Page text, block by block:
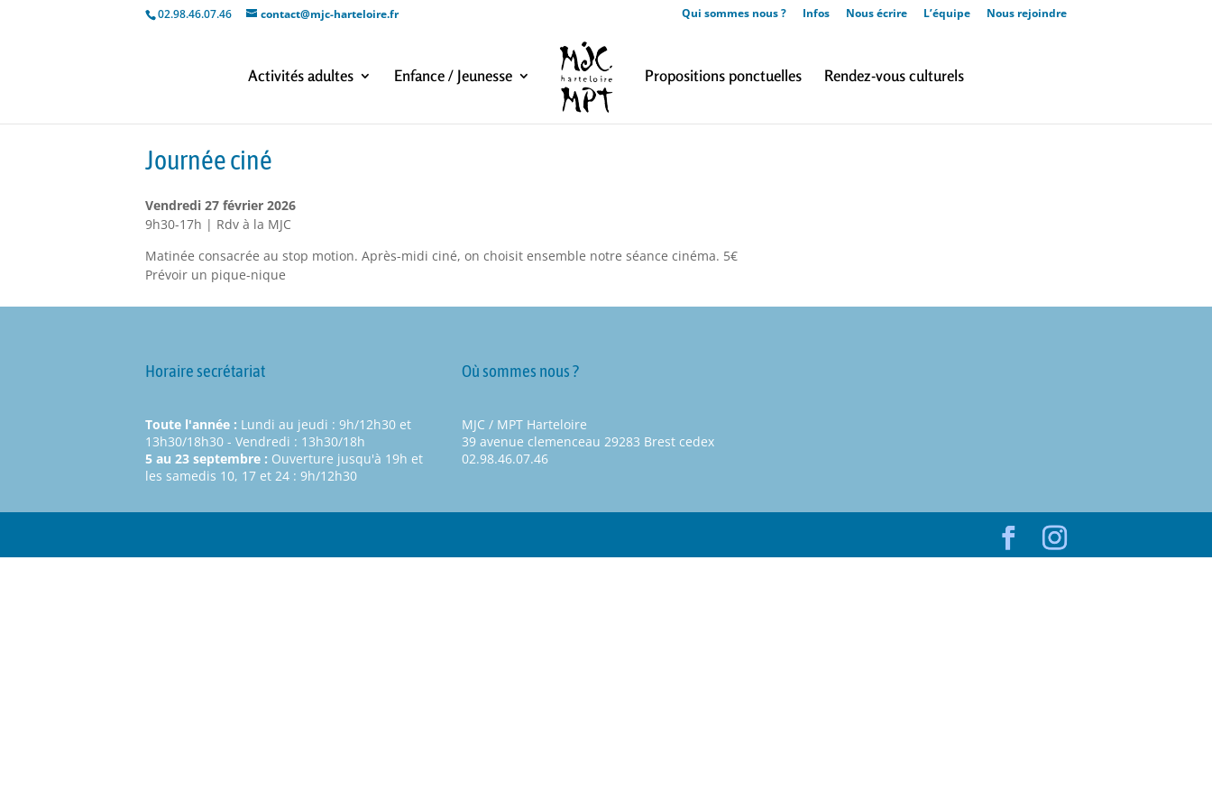
02.98.46.07.46 contact@mjc-harteloire.fr Qui sommes nous ? Infos Nous écrire L’équipe Nous rejoindre
Activités adultes Enfance / Jeunesse Propositions ponctuelles Rendez-vous culturels
Journée ciné
Vendredi 27 février 2026
9h30-17h | Rdv à la MJC
Matinée consacrée au stop motion. Après-midi ciné, on choisit ensemble notre séance cinéma. 5€
Prévoir un pique-nique
Horaire secrétariat
Toute l'année : Lundi au jeudi : 9h/12h30 et
13h30/18h30 - Vendredi : 13h30/18h
5 au 23 septembre : Ouverture jusqu'à 19h et
les samedis 10, 17 et 24 : 9h/12h30
Où sommes nous ?
MJC / MPT Harteloire
39 avenue clemenceau 29283 Brest cedex
02.98.46.07.46